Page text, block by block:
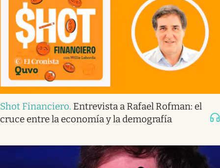
Shot Financiero. Entrevista a Rafael Rofman: el
cruce entre la economía y la demografía